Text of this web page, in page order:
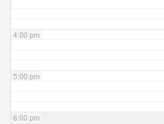
4:00 pm
5:00 pm
6:00 pm